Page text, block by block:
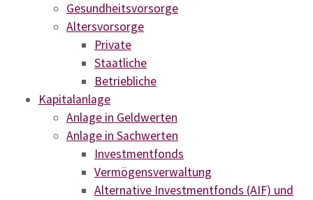
Presse & Medien
Konferenzraum
Gesundheitsvorsorge
Altersvorsorge
Private
Staatliche
Betriebliche
Kapitalanlage
Anlage in Geldwerten
Anlage in Sachwerten
Investmentfonds
Vermögensverwaltung
Alternative Investmentfonds (AIF) und